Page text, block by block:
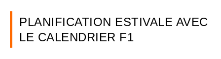
PLANIFICATION ESTIVALE AVEC
LE CALENDRIER F1